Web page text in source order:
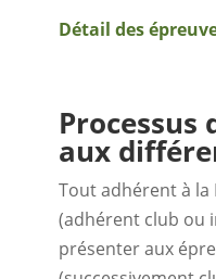
Détail des
Processus
aux
Tout adhérent à la
(adhérent club ou
présenter aux